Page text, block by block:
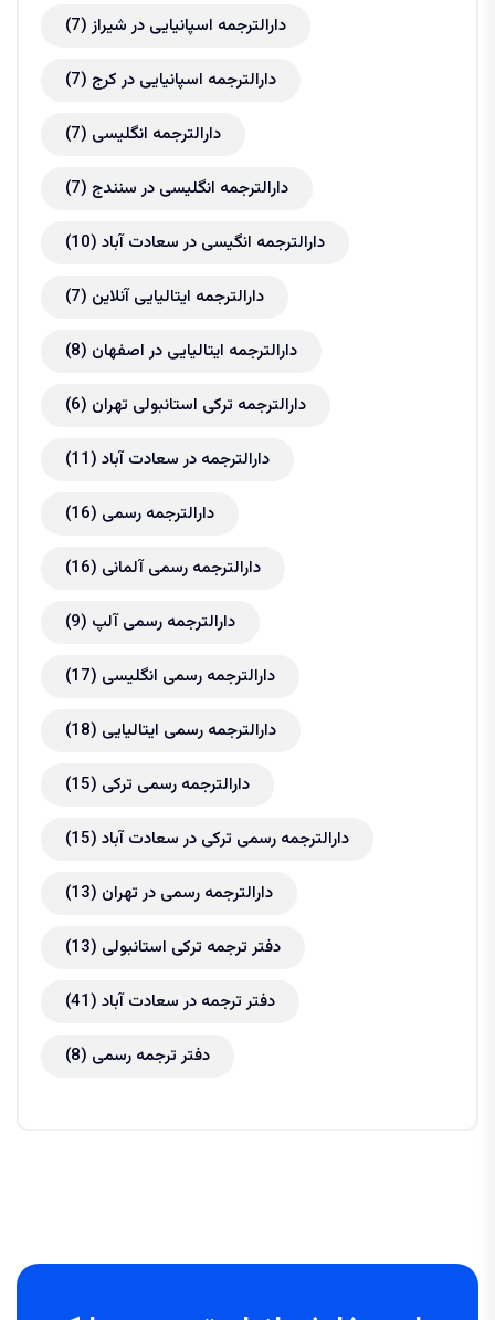
دارالترجمه اسپانیایی در شیراز(7)
دارالترجمه اسپانیایی در کرج (7)
دارالترجمه انگلیسی (7)
دارالترجمه انگلیسی در سنندج (7)
دارالترجمه انگیسی در سعادت آباد (10)
دارالترجمه ایتالیایی آنلاین (7)
دارالترجمه ایتالیایی در اصفهان (8)
دارالترجمه ترکی استانبولی تهران (6)
دارالترجمه در سعادت آباد (11)
دارالترجمه رسمی (16)
دارالترجمه رسمی آلمانی (16)
دارالترجمه رسمی آلپ (9)
دارالترجمه رسمی انگلیسی (17)
دارالترجمه رسمی ایتالیایی (18)
دارالترجمه رسمی ترکی (15)
دارالترجمه رسمی ترکی در سعادت آباد (15)
دارالترجمه رسمی در تهران (13)
دفتر ترجمه ترکی استانبولی (13)
دفتر ترجمه در سعادت آباد (41)
دفتر ترجمه رسمی (8)